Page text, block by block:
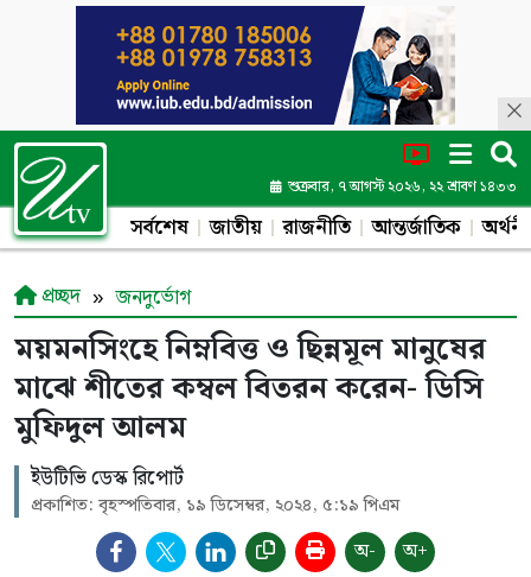
শুক্রবার, ৭ আগস্ট ২০২৬, ২২ শ্রাবণ ১৪৩৩
সর্বশেষ জাতীয় রাজনীতি আন্তর্জাতিক
প্রচ্ছদ জনদুর্ভোগ
ময়মনসিংহে নিম্নবিত্ত ও ছিন্নমূল মানুষের
মাঝে শীতের কম্বল বিতরন করেন- ডিসি
মুফিদুল আলম
ইউটিভি ডেস্ক রিপোর্ট
প্রকাশিত: বৃহস্পতিবার, ১৯ ডিসেম্বর, ২০২৪, ৫:১৯ পিএম
অ- অ+